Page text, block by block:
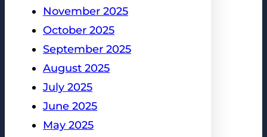
November 2025
October 2025
September 2025
August 2025
July 2025
June 2025
May 2025